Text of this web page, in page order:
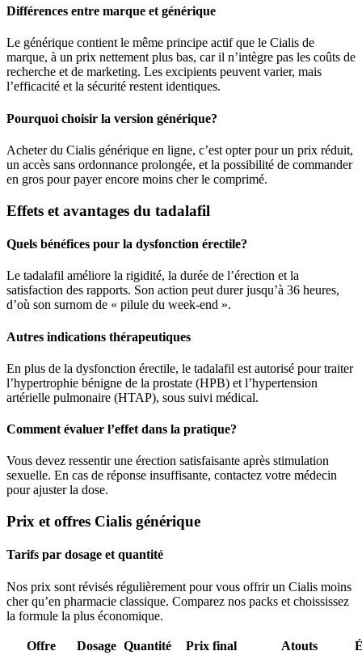
Différences entre marque et générique
Le générique contient le même principe actif que le Cialis de
marque, à un prix nettement plus bas, car il n’intègre pas les coûts de
recherche et de marketing. Les excipients peuvent varier, mais
l’efficacité et la sécurité restent identiques.
Pourquoi choisir la version générique?
Acheter du Cialis générique en ligne, c’est opter pour un prix réduit,
un accès sans ordonnance prolongée, et la possibilité de commander
en gros pour payer encore moins cher le comprimé.
Effets et avantages du tadalafil
Quels bénéfices pour la dysfonction érectile?
Le tadalafil améliore la rigidité, la durée de l’érection et la
satisfaction des rapports. Son action peut durer jusqu’à 36 heures,
d’où son surnom de « pilule du week-end ».
Autres indications thérapeutiques
En plus de la dysfonction érectile, le tadalafil est autorisé pour traiter
l’hypertrophie bénigne de la prostate (HPB) et l’hypertension
artérielle pulmonaire (HTAP), sous suivi médical.
Comment évaluer l’effet dans la pratique?
Vous devez ressentir une érection satisfaisante après stimulation
sexuelle. En cas de réponse insuffisante, contactez votre médecin
pour ajuster la dose.
Prix et offres Cialis générique
Tarifs par dosage et quantité
Nos prix sont révisés régulièrement pour vous offrir un Cialis moins
cher qu’en pharmacie classique. Comparez nos packs et choississez
la formule la plus économique.
Offre Dosage Quantité Prix final Atouts